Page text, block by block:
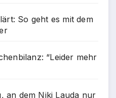
So geht es mit dem
“Leider mehr
an dem Niki Lauda nur